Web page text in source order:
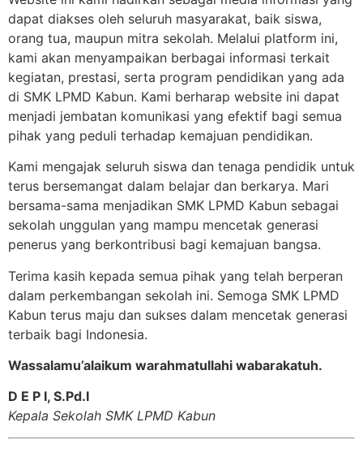
dapat diakses oleh seluruh masyarakat, baik siswa,
orang tua, maupun mitra sekolah. Melalui platform ini,
kami akan menyampaikan berbagai informasi terkait
kegiatan, prestasi, serta program pendidikan yang ada
di SMK LPMD Kabun. Kami berharap website ini dapat
menjadi jembatan komunikasi yang efektif bagi semua
pihak yang peduli terhadap kemajuan pendidikan.
Kami mengajak seluruh siswa dan tenaga pendidik untuk
terus bersemangat dalam belajar dan berkarya. Mari
bersama-sama menjadikan SMK LPMD Kabun sebagai
sekolah unggulan yang mampu mencetak generasi
penerus yang berkontribusi bagi kemajuan bangsa.
Terima kasih kepada semua pihak yang telah berperan
dalam perkembangan sekolah ini. Semoga SMK LPMD
Kabun terus maju dan sukses dalam mencetak generasi
terbaik bagi Indonesia.
Wassalamu’alaikum warahmatullahi wabarakatuh.
D E P I, S.Pd.I
Kepala Sekolah SMK LPMD Kabun